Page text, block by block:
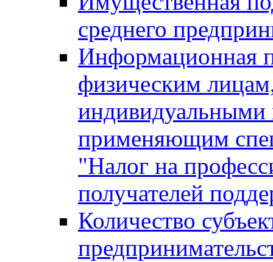
среднего
Информационная
физическим
индивидуальными
применяющим
"Налог на
получателей
Количество